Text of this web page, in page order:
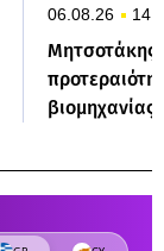
06.08.26
Μητσοτάκης: